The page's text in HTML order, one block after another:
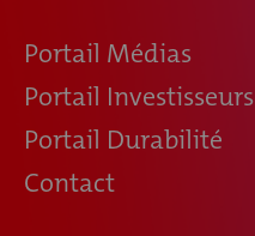
Portail Médias
Portail Investisseurs
Portail Durabilité
Contact